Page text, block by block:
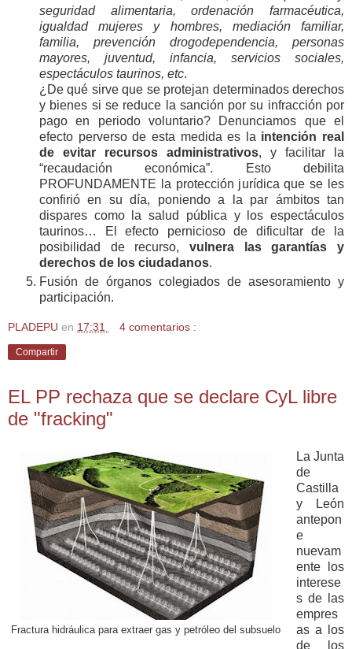
seguridad alimentaria, ordenación farmacéutica,
igualdad mujeres y hombres, mediación familiar,
familia, prevención drogodependencia, personas
mayores, juventud, infancia, servicios sociales,
espectáculos taurinos, etc.
¿De qué sirve que se protejan determinados derechos
y bienes si se reduce la sanción por su infracción por
pago en periodo voluntario? Denunciamos que el
efecto perverso de esta medida es la intención real
de evitar recursos administrativos, y facilitar la
“recaudación económica”. Esto debilita
PROFUNDAMENTE la protección jurídica que se les
confirió en su día, poniendo a la par ámbitos tan
dispares como la salud pública y los espectáculos
taurinos… El efecto pernicioso de dificultar de la
posibilidad de recurso, vulnera las garantías y
derechos de los ciudadanos.
Fusión de órganos colegiados de asesoramiento y
participación.
PLADEPU en 17:31 4 comentarios :
Compartir
EL PP rechaza que se declare CyL libre
de "fracking"
Fractura hidráulica para extraer gas y petróleo del subsuelo
La Junta
de
Castilla
y León
antepon
e
nuevam
ente los
interese
s de las
empres
as a los
de los